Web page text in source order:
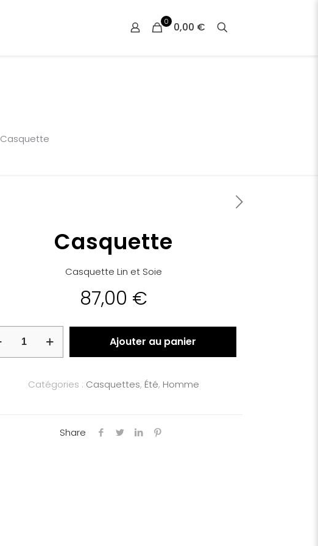
0 0,00 €
Casquette
Casquette
Casquette Lin et Soie
87,00 €
Ajouter au panier
Catégories : Casquettes, Été, Homme
Share